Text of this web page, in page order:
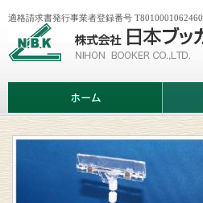
会
日
ッ
カ
適格請求書発行事業者登録番号 T8010001062460
ム
ビ
案